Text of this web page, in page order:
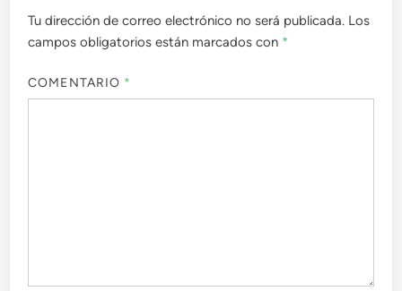
Tu dirección de correo electrónico no será publicada. Los
campos obligatorios están marcados con *
COMENTARIO *